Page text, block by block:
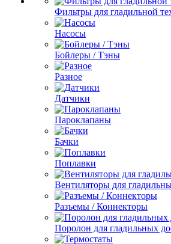
Фильтры для гладильной
Насосы
Бойлеры / Тэны
Разное
Датчики
Пароклапаны
Бачки
Поплавки
Вентиляторы для
Разъемы / Коннекторы
Поролон для гладильных